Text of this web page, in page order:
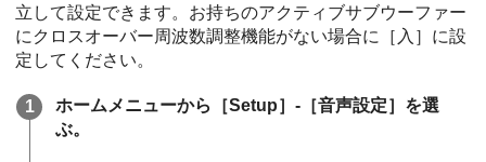
立して設定できます。お持ちのアクティブサブウーファー
にクロスオーバー周波数調整機能がない場合に［入］に設
定してください。
ホームメニューから［Setup］-［音声設定］を選
ぶ。